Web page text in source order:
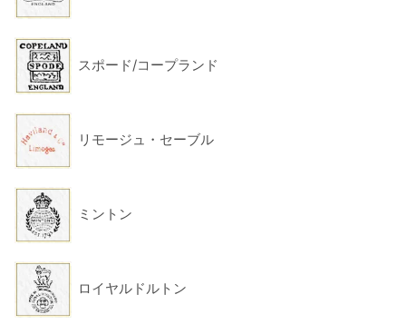
スポード/コープランド
リモージュ・セーブル
ミントン
ロイヤルドルトン